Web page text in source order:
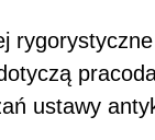
ustawy